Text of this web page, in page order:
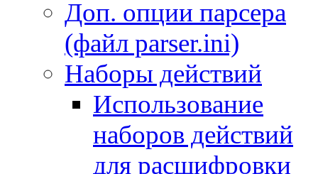
Доп. опции парсера
(файл parser.ini)
Наборы действий
Использование
наборов действий
для расшифровки